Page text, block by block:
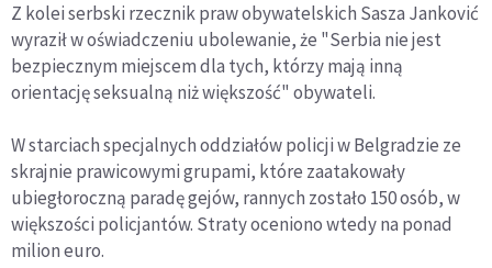
Z kolei serbski rzecznik praw obywatelskich Sasza Janković
wyraził w oświadczeniu ubolewanie, że "Serbia nie jest
bezpiecznym miejscem dla tych, którzy mają inną
orientację seksualną niż większość" obywateli.
W starciach specjalnych oddziałów policji w Belgradzie ze
skrajnie prawicowymi grupami, które zaatakowały
ubiegłoroczną paradę gejów, rannych zostało 150 osób, w
większości policjantów. Straty oceniono wtedy na ponad
milion euro.